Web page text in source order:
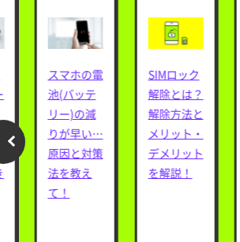
スマホの電
池(バッテ
リー)の減
りが早い…
原因と対策
法を教え
て！
SIMロック
解除とは？
解除方法と
メリット・
デメリット
を解説！